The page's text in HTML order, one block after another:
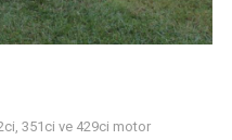
351ci ve 429ci motor